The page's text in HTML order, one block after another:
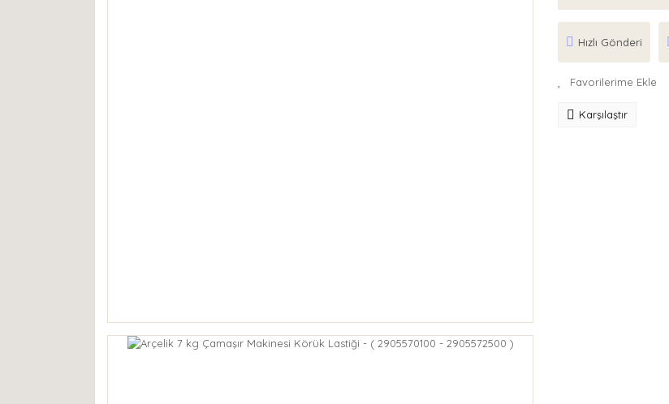
Hızlı Gönderi
Karşılaştır